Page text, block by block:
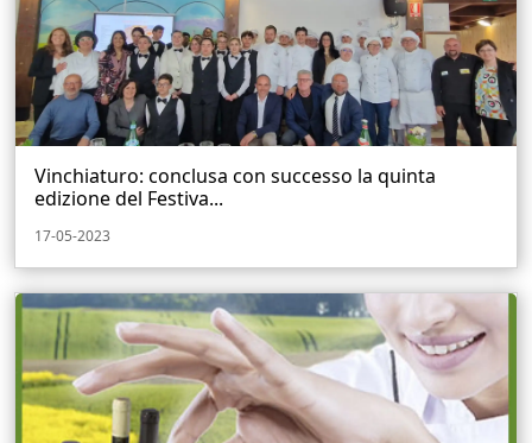
Vinchiaturo: conclusa con successo la quinta
edizione del Festiva...
17-05-2023